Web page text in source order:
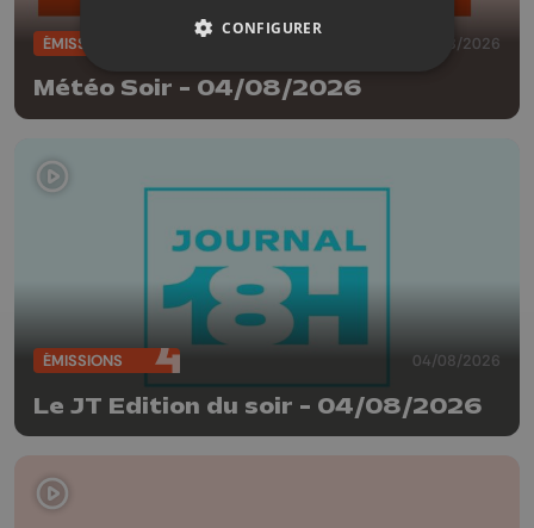
ÉMISSIONS 04/08/2026
Météo Soir - 04/08/2026
ÉMISSIONS 04/08/2026
Le JT Edition du soir - 04/08/2026
CONFIGURER